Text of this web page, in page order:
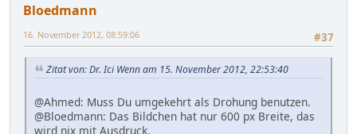
Bloedmann
#37
16. November 2012, 08:59:06
Zitat von: Dr. Ici Wenn am 15. November 2012, 22:53:40
@Ahmed: Muss Du umgekehrt als Drohung benutzen.
@Bloedmann: Das Bildchen hat nur 600 px Breite, das
wird nix mit Ausdruck.